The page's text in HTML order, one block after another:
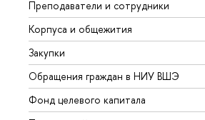
Преподаватели и сотрудники
Корпуса и общежития
Закупки
Обращения граждан в НИУ ВШЭ
Фонд целевого капитала